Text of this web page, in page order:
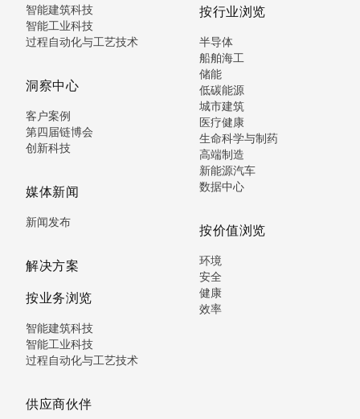
智能建筑科技
智能工业科技
过程自动化与工艺技术
洞察中心
客户案例
第四届链博会
创新科技
媒体新闻
新闻发布
解决方案
按业务浏览
智能建筑科技
智能工业科技
过程自动化与工艺技术
供应商伙伴
按行业浏览
半导体
船舶海工
储能
低碳能源
城市建筑
医疗健康
生命科学与制药
高端制造
新能源汽车
数据中心
按价值浏览
环境
安全
健康
效率